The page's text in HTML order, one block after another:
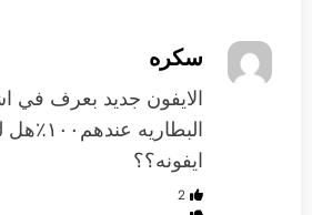
سكره
الايفون جديد بعرف في
البطاريه
ايفونه؟؟
2